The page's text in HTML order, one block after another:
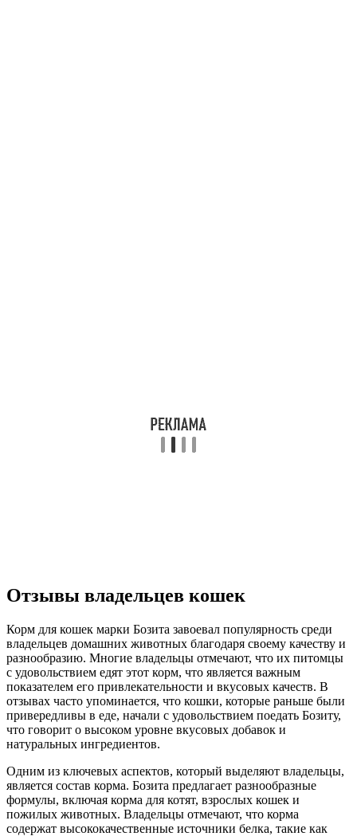
Отзывы владельцев кошек
Корм для кошек марки Бозита завоевал популярность среди
владельцев домашних животных благодаря своему качеству и
разнообразию. Многие владельцы отмечают, что их питомцы
с удовольствием едят этот корм, что является важным
показателем его привлекательности и вкусовых качеств. В
отзывах часто упоминается, что кошки, которые раньше были
привередливы в еде, начали с удовольствием поедать Бозиту,
что говорит о высоком уровне вкусовых добавок и
натуральных ингредиентов.
Одним из ключевых аспектов, который выделяют владельцы,
является состав корма. Бозита предлагает разнообразные
формулы, включая корма для котят, взрослых кошек и
пожилых животных. Владельцы отмечают, что корма
содержат высококачественные источники белка, такие как